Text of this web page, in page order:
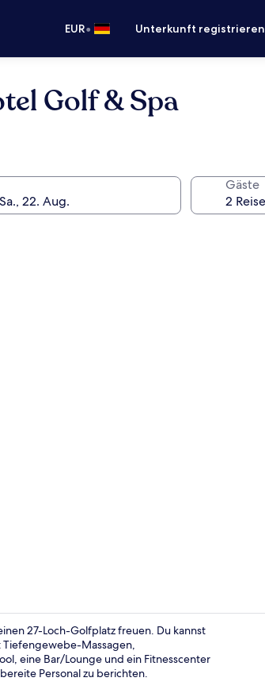
EUR• Unterkunft registrieren
Golf & Spa
Gäste
27-Loch-Golfplatz freuen. Du kannst
Tiefengewebe-Massagen,
eine Bar/Lounge und ein Fitnesscenter
Personal zu berichten.